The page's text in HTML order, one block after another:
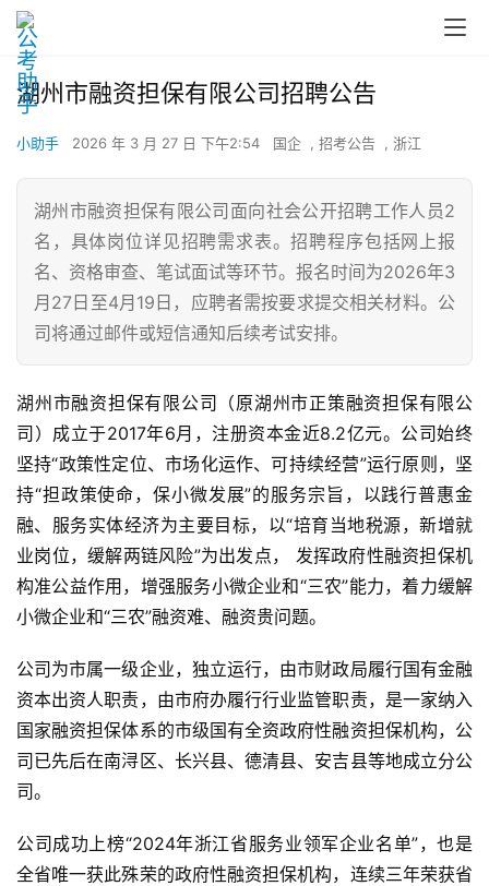
湖州市融资担保有限公司招聘公告
小助手 2026 年 3 月 27 日 下午2:54 国企 , 招考公告 , 浙江
湖州市融资担保有限公司面向社会公开招聘工作人员2
名，具体岗位详见招聘需求表。招聘程序包括网上报
名、资格审查、笔试面试等环节。报名时间为2026年3
月27日至4月19日，应聘者需按要求提交相关材料。公
司将通过邮件或短信通知后续考试安排。
湖州市融资担保有限公司（原湖州市正策融资担保有限公
司）成立于2017年6月，注册资本金近8.2亿元。公司始终
坚持“政策性定位、市场化运作、可持续经营”运行原则，坚
持“担政策使命，保小微发展”的服务宗旨，以践行普惠金
融、服务实体经济为主要目标，以“培育当地税源，新增就
业岗位，缓解两链风险”为出发点， 发挥政府性融资担保机
构准公益作用，增强服务小微企业和“三农”能力，着力缓解
小微企业和“三农”融资难、融资贵问题。
公司为市属一级企业，独立运行，由市财政局履行国有金融
资本出资人职责，由市府办履行行业监管职责，是一家纳入
国家融资担保体系的市级国有全资政府性融资担保机构，公
司已先后在南浔区、长兴县、德清县、安吉县等地成立分公
司。
公司成功上榜“2024年浙江省服务业领军企业名单”，也是
全省唯一获此殊荣的政府性融资担保机构，连续三年荣获省